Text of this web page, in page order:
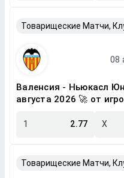
Валенсия - Ньюкасл
августа 2026 🚀 от
1 2.77 X